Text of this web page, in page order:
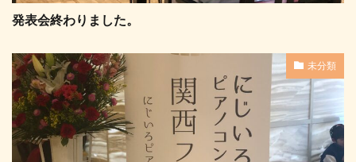
発表会終わりました。
未分類